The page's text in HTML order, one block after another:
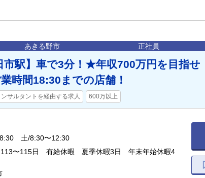
あきる野市 正社員
市駅】車で3分！★年収700万円を目指せ
時間18:30までの店舗！
ンサルタントを経由する求人 600万以上
土/8:30〜12:30
〜115日 有給休暇 夏季休暇3日 年末年始休暇4